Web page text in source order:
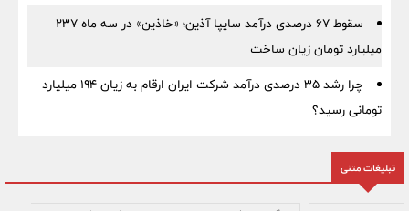
سقوط ۶۷ درصدی درآمد سایپا آذین؛ «خاذین» در سه ماه ۲۳۷
میلیارد تومان زیان ساخت
چرا رشد ۳۵ درصدی درآمد شرکت ایران ارقام به زیان ۱۹۴ میلیارد
تومانی رسید؟
تبلیغات متنی